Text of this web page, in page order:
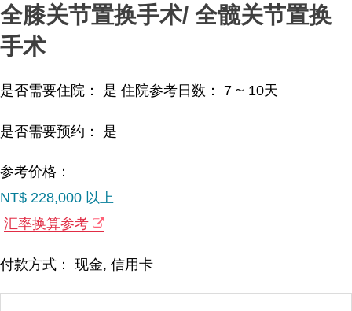
全膝关节置换手术/ 全髋关节置换
手术
是否需要住院： 是 住院参考日数： 7 ~ 10天
是否需要预约： 是
参考价格：
NT$ 228,000 以上
汇率换算参考
付款方式： 现金, 信用卡